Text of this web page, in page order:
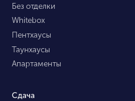
Без отделки
Whitebox
Пентхаусы
Таунхаусы
Апартаменты
Сдача